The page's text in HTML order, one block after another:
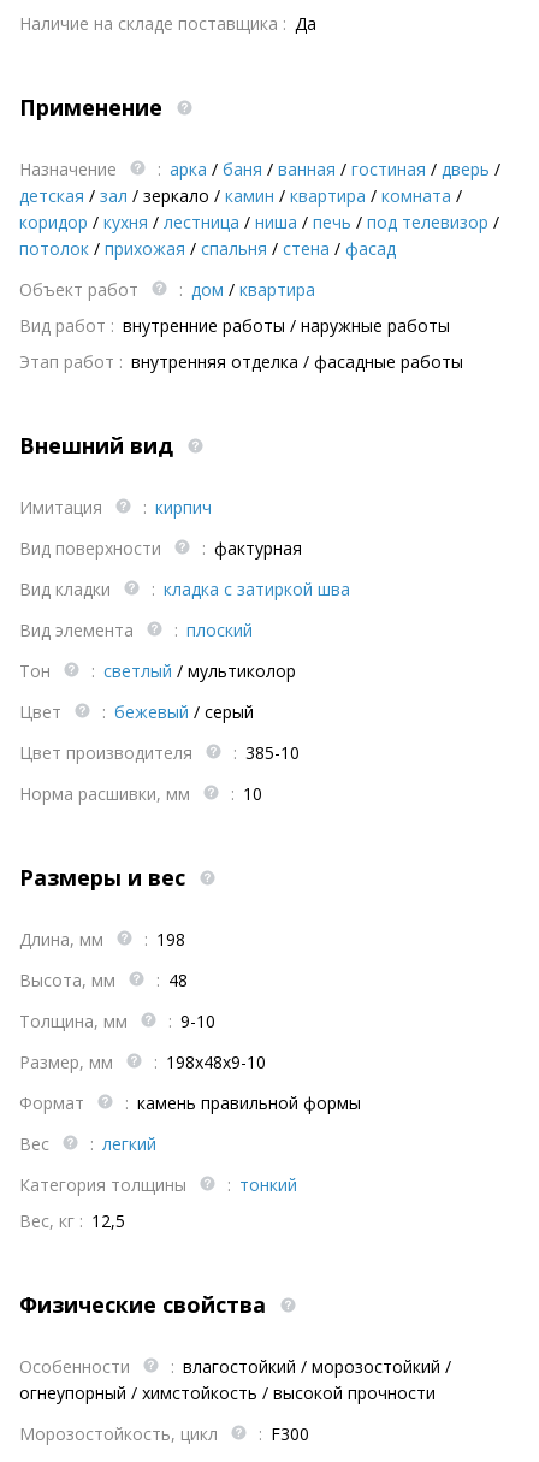
Наличие на складе поставщика : Да
Применение
Назначение : арка / баня / ванная / гостиная / дверь /
детская / зал / зеркало / камин / квартира / комната /
коридор / кухня / лестница / ниша / печь / под телевизор /
потолок / прихожая / спальня / стена / фасад
Объект работ
: дом / квартира
Вид работ : внутренние работы / наружные работы
Этап работ : внутренняя отделка / фасадные работы
Внешний вид
Имитация : кирпич
Вид поверхности
: фактурная
Вид кладки
: кладка с затиркой шва
Вид элемента
: плоский
Тон
: светлый / мультиколор
Цвет
: бежевый / серый
Цвет производителя
: 385-10
Норма расшивки, мм
: 10
Размеры и вес
Длина, мм : 198
Высота, мм
: 48
Толщина, мм
: 9-10
Размер, мм
: 198х48х9-10
Формат
: камень правильной формы
Вес
: легкий
Категория толщины
: тонкий
Вес, кг : 12,5
Физические свойства
Особенности : влагостойкий / морозостойкий /
огнеупорный / химстойкость / высокой прочности
Морозостойкость, цикл
: F300